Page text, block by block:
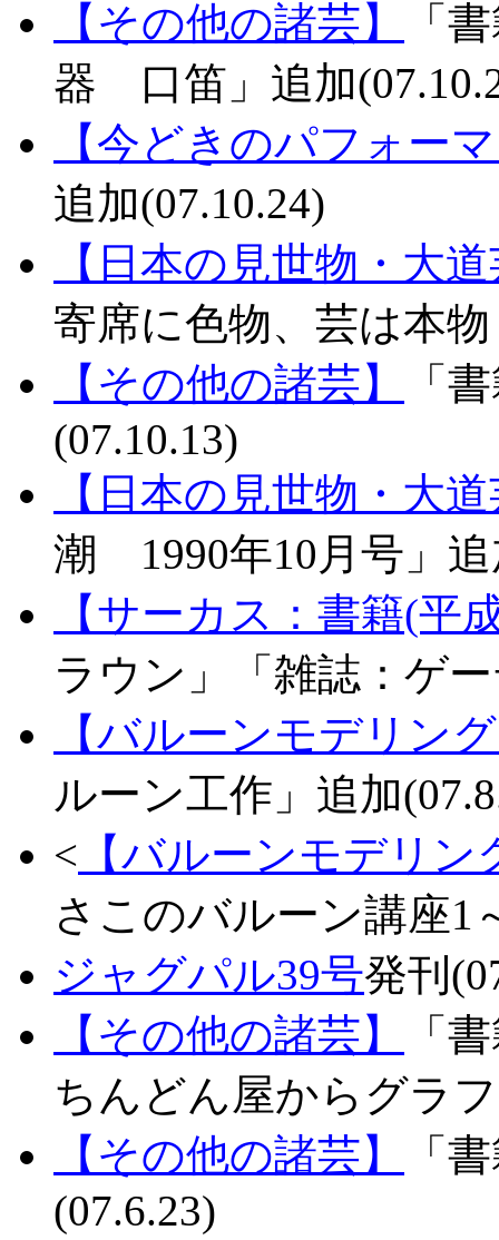
【その他の諸芸】
「
器 口笛」追加
【今どきのパフォー
追加(07.10.24)
【日本の見世物・大
寄席に色物、芸は本
【その他の諸芸】
「
(07.10.13)
【日本の見世物・大
潮 1990年10月号」追
【サーカス：書籍(平
ラウン」「雑誌：ゲ
【バルーンモデリン
ルーン工作」追加
< 【バルーンモデリ
さこのバルーン講座1
ジャグパル39号発刊
【その他の諸芸】
「
ちんどん屋からグラ
【その他の諸芸】
「
(07.6.23)